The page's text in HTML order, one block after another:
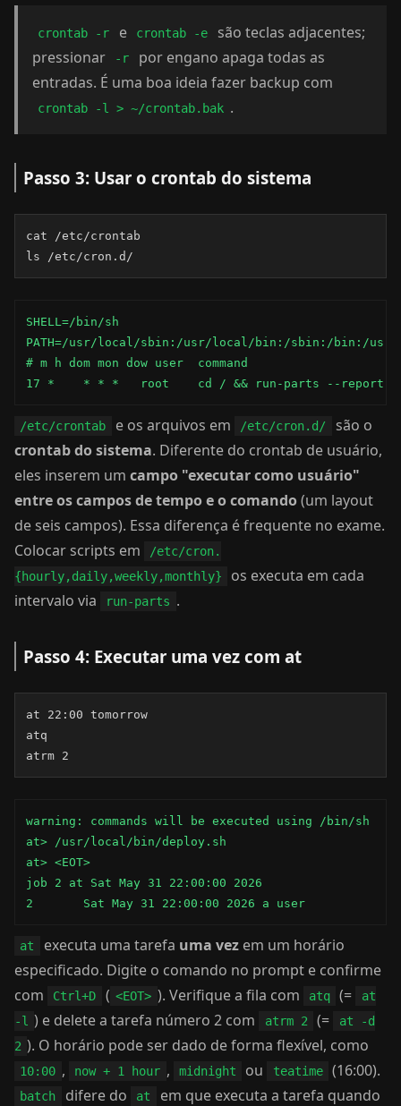
crontab -r e crontab -e
são teclas adjacentes;
pressionar
-r
por engano apaga todas as
entradas. É uma boa ideia fazer backup com
crontab -l > ~/crontab.bak .
Passo 3: Usar o crontab do sistema
cat /etc/crontab
ls /etc/cron.d/
SHELL=/bin/sh
PATH=/usr/local/sbin:/usr/local/bin:/sbin:/bin:/
# m h dom mon dow user  command
17 *    * * *   root    cd / && run-parts --report /
/etc/crontab e os arquivos em /etc/cron.d/
são o
crontab do sistema. Diferente do crontab de usuário,
eles inserem um campo "executar como usuário"
entre os campos de tempo e o comando(um layout
de seis campos). Essa diferença é frequente no exame.
Colocar scripts em
/etc/cron.
{hourly,daily,weekly,monthly}
os executa em cada
intervalo via
run-parts .
Passo 4: Executar uma vez com at
at 22:00 tomorrow
atq
atrm 2
warning: commands will be executed using /bin/sh
at> /usr/local/bin/deploy.sh
at> <EOT>
job 2 at Sat May 31 22:00:00 2026
2	Sat May 31 22:00:00 2026 a user
at executa uma tarefa uma vezem um horário
especificado. Digite o comando no prompt e confirme
com
Ctrl+D ( <EOT> ). Verifique a fila com atq (=
at
-l ) e delete a tarefa número 2 com atrm 2 (=
at -d
2 ). O horário pode ser dado de forma flexível, como
10:00 , now + 1 hour , midnight ou teatime (16:00).
batch difere do at
em que executa a tarefa quando